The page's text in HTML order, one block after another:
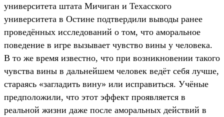
университета штата Мичиган и Техасского
университета в Остине подтвердили выводы ранее
проведённых исследований о том, что аморальное
поведение в игре вызывает чувство вины у человека.
В то же время известно, что при возникновении такого
чувства вины в дальнейшем человек ведёт себя лучше,
стараясь «загладить вину» или исправиться. Учёные
предположили, что этот эффект проявляется в
реальной жизни даже после аморальных действий в